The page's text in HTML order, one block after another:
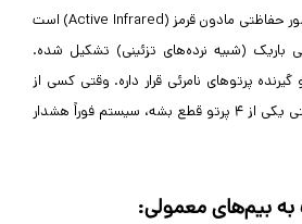
حفاظتی مادون قرمز (Active Infrared) است
باریک (شبیه نرده‌های تزئینی) تشکیل شده.
پرتوهای نامرئی قرار داره. وقتی کسی از
بین ستون‌ها عبور کنه و حتی یکی از ۴ پرتو قطع بشه، سیستم فوراً هشدار
بیم‌های معمولی: